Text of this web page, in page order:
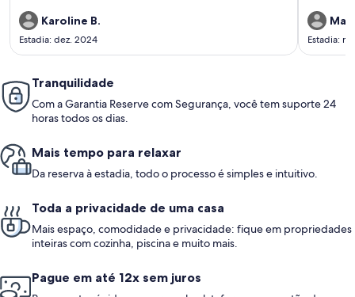
Karoline B.
Estadia: dez. 2024
grande e
certeza
Estadia:
Tranquilidade
Com a Garantia Reserve com Segurança, você tem suporte 24
horas todos os dias.
Mais tempo para relaxar
Da reserva à estadia, todo o processo é simples e intuitivo.
Toda a privacidade de uma casa
Mais espaço, comodidade e privacidade: fique em propriedades
inteiras com cozinha, piscina e muito mais.
Pague em até 12x sem juros